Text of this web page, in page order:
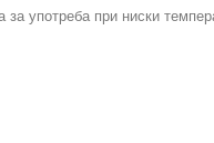
употреба при ниски